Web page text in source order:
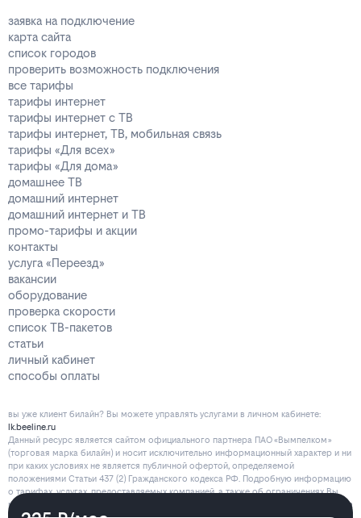
заявка на подключение
карта сайта
список городов
проверить возможность подключения
все тарифы
тарифы интернет
тарифы интернет с ТВ
тарифы интернет, ТВ, мобильная связь
тарифы «Для всех»
тарифы «Для дома»
домашнее ТВ
домашний интернет
домашний интернет и ТВ
промо-тарифы и акции
контакты
услуга «Переезд»
вакансии
оборудование
проверка скорости
список ТВ-пакетов
статьи
личный кабинет
способы оплаты
вы уже клиент билайн? Вы можете управлять услугами в личнoм кaбинeтe:
lk.beeline.ru
Данный ресурс является сайтом официального партнера ПАО «Вымпелком»
(торговая марка билайн) и носит исключительно информационный характер и ни
при каких условиях не является публичной офертой, определяемой
положениями Статьи 437 (2) Гражданского кодекса РФ. Подробную информацию
о тарифах, услугах, предоставляемых компанией, а также об ограничениях Вы
можете уточнить на сайте www.beeline.ru и по телефону
Политика